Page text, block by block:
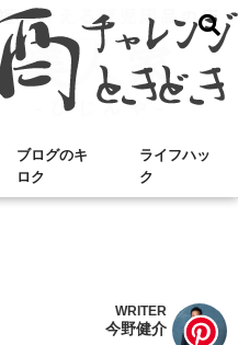
ブログのキ
ロク
ライフハッ
ク
WRITER
今野健介